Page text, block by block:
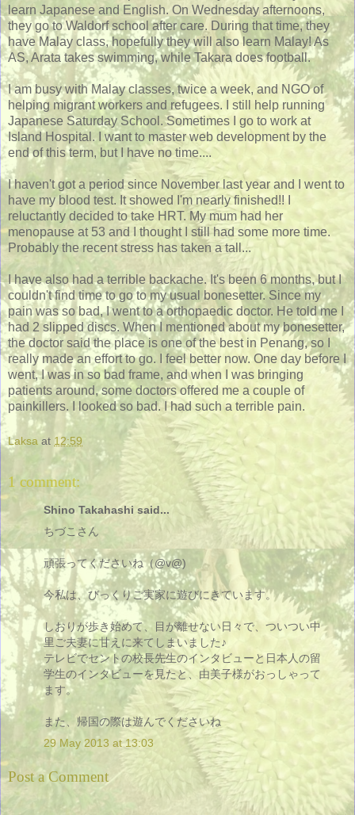
learn Japanese and English. On Wednesday afternoons,
they go to Waldorf school after care. During that time, they
have Malay class, hopefully they will also learn Malay! As
AS, Arata takes swimming, while Takara does football.
I am busy with Malay classes, twice a week, and NGO of
helping migrant workers and refugees. I still help running
Japanese Saturday School. Sometimes I go to work at
Island Hospital. I want to master web development by the
end of this term, but I have no time....
I haven't got a period since November last year and I went to
have my blood test. It showed I'm nearly finished!! I
reluctantly decided to take HRT. My mum had her
menopause at 53 and I thought I still had some more time.
Probably the recent stress has taken a tall...
I have also had a terrible backache. It's been 6 months, but I
couldn't find time to go to my usual bonesetter. Since my
pain was so bad, I went to aorthopaedic doctor. He told me I
had 2 slipped discs. When I mentioned about my bonesetter,
the doctor said the place is one of the best in Penang, so I
really made an effort to go. I feel better now. One day before I
went, I was in so bad frame, and when I was bringing
patients around, some doctors offered me a couple of
painkillers. I looked so bad. I had such a terrible pain.
Laksa at 12:59
1 comment:
Shino Takahashi said...
ちづこさん
頑張ってくださいね（@v@)
今私は、びっくりご実家に遊びにきています。
しおりが歩き始めて、目が離せない日々で、ついつい中
里ご夫妻に甘えに来てしまいました♪
テレビでセントの校長先生のインタビューと日本人の留
学生のインタビューを見たと、由美子様がおっしゃって
ます。
また、帰国の際は遊んでくださいね
29 May 2013 at 13:03
Post a Comment